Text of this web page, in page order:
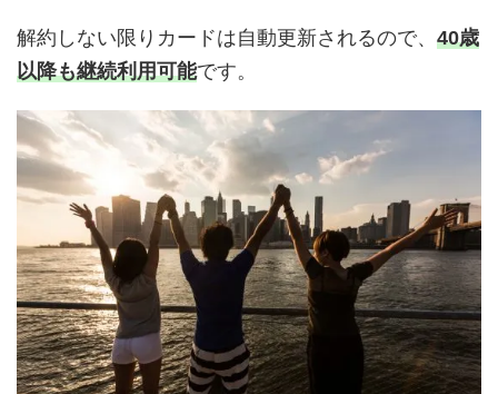
解約しない限りカードは自動更新されるので、 40歳
以降も継続利用可能です。